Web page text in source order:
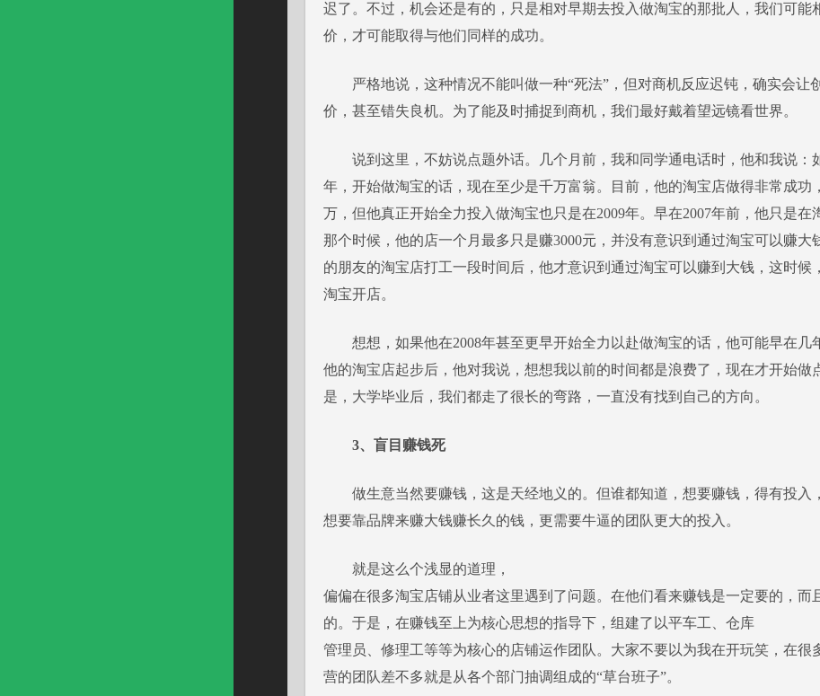
迟了。不过，机会还是有的，只是相对早期去投入做淘宝的那批人，我们可能
价，才可能取得与他们同样的成功。
严格地说，这种情况不能叫做一种“死法”，但对商机反应迟钝，确实会让
价，甚至错失良机。为了能及时捕捉到商机，我们最好戴着望远镜看世界。
说到这里，不妨说点题外话。几个月前，我和同学通电话时，他和我说：
年，开始做淘宝的话，现在至少是千万富翁。目前，他的淘宝店做得非常成功
万，但他真正开始全力投入做淘宝也只是在2009年。早在2007年前，他只是在
那个时候，他的店一个月最多只是赚3000元，并没有意识到通过淘宝可以赚大
的朋友的淘宝店打工一段时间后，他才意识到通过淘宝可以赚到大钱，这时候
淘宝开店。
想想，如果他在2008年甚至更早开始全力以赴做淘宝的话，他可能早在几
他的淘宝店起步后，他对我说，想想我以前的时间都是浪费了，现在才开始做
是，大学毕业后，我们都走了很长的弯路，一直没有找到自己的方向。
3、 盲目赚钱死
做生意当然要赚钱，这是天经地义的。但谁都知道，想要赚钱，得有投入
想要靠品牌来赚大钱赚长久的钱，更需要牛逼的团队更大的投入。
就是这么个浅显的道理，
偏偏在很多淘宝店铺从业者这里遇到了问题。在他们看来赚钱是一定要的，而
的。于是，在赚钱至上为核心思想的指导下，组建了以平车工、仓库
管理员、修理工等等为核心的店铺运作团队。大家不要以为我在开玩笑，在很
营的团队差不多就是从各个部门抽调组成的“草台班子”。